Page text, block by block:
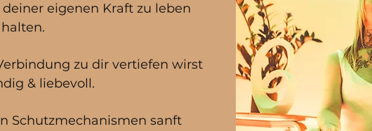
eigenen Kraft zu leben
zu dir vertiefen wirst
& liebevoll.
Schutzmechanismen sanft